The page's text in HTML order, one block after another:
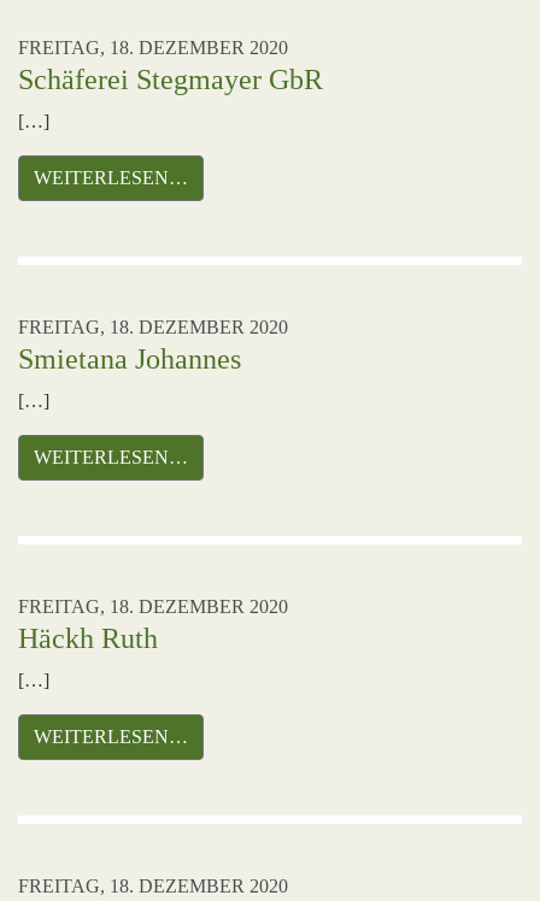
FREITAG, 18. DEZEMBER 2020
Schäferei Stegmayer GbR
[…]
WEITERLESEN…
FREITAG, 18. DEZEMBER 2020
Smietana Johannes
[…]
WEITERLESEN…
FREITAG, 18. DEZEMBER 2020
Häckh Ruth
[…]
WEITERLESEN…
FREITAG, 18. DEZEMBER 2020